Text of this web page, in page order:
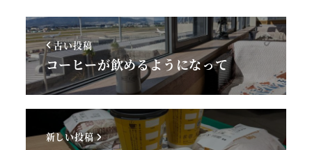
古い投稿
コーヒーが飲めるようになって
新しい投稿